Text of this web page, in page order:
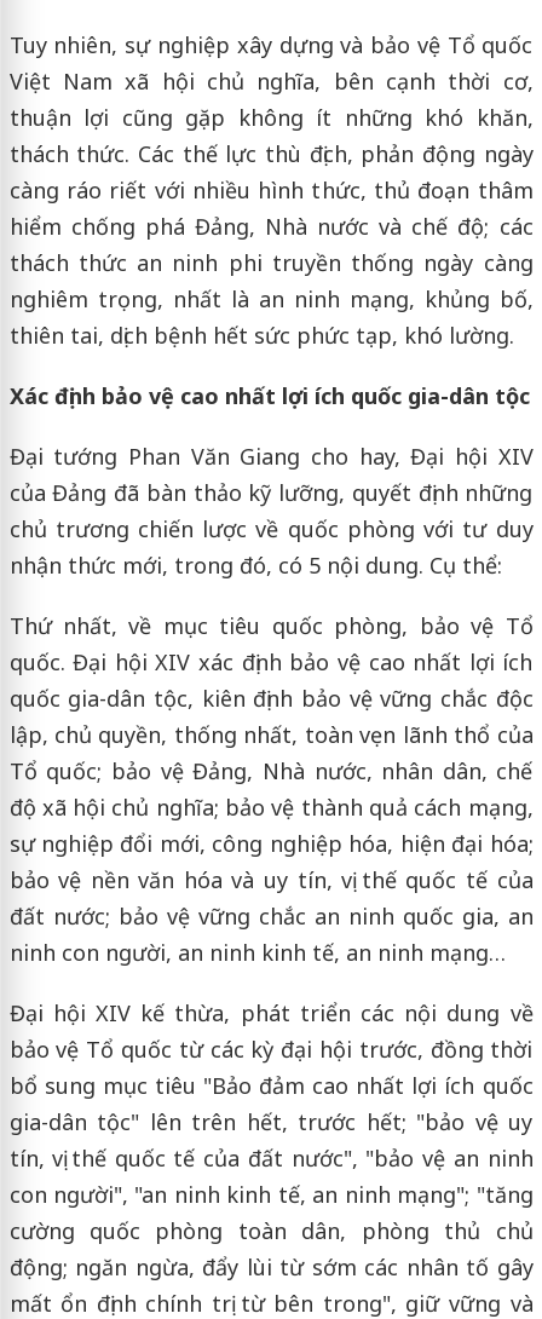
Tuy nhiên, sự nghiệp xây dựng và bảo vệ Tổ quốc
Việt Nam xã hội chủ nghĩa, bên cạnh thời cơ,
thuận lợi cũng gặp không ít những khó khăn,
thách thức. Các thế lực thù địch, phản động ngày
càng ráo riết với nhiều hình thức, thủ đoạn thâm
hiểm chống phá Đảng, Nhà nước và chế độ; các
thách thức an ninh phi truyền thống ngày càng
nghiêm trọng, nhất là an ninh mạng, khủng bố,
thiên tai, dịch bệnh hết sức phức tạp, khó lường.
Xác định bảo vệ cao nhất lợi ích quốc gia-dân tộc
Đại tướng Phan Văn Giang cho hay, Đại hội XIV
của Đảng đã bàn thảo kỹ lưỡng, quyết định những
chủ trương chiến lược về quốc phòng với tư duy
nhận thức mới, trong đó, có 5 nội dung. Cụ thể:
Thứ nhất, về mục tiêu quốc phòng, bảo vệ Tổ
quốc. Đại hội XIV xác định bảo vệ cao nhất lợi ích
quốc gia-dân tộc, kiên định bảo vệ vững chắc độc
lập, chủ quyền, thống nhất, toàn vẹn lãnh thổ của
Tổ quốc; bảo vệ Đảng, Nhà nước, nhân dân, chế
độ xã hội chủ nghĩa; bảo vệ thành quả cách mạng,
sự nghiệp đổi mới, công nghiệp hóa, hiện đại hóa;
bảo vệ nền văn hóa và uy tín, vị thế quốc tế của
đất nước; bảo vệ vững chắc an ninh quốc gia, an
ninh con người, an ninh kinh tế, an ninh mạng…
Đại hội XIV kế thừa, phát triển các nội dung về
bảo vệ Tổ quốc từ các kỳ đại hội trước, đồng thời
bổ sung mục tiêu "Bảo đảm cao nhất lợi ích quốc
gia-dân tộc" lên trên hết, trước hết; "bảo vệ uy
tín, vị thế quốc tế của đất nước", "bảo vệ an ninh
con người", "an ninh kinh tế, an ninh mạng"; "tăng
cường quốc phòng toàn dân, phòng thủ chủ
động; ngăn ngừa, đẩy lùi từ sớm các nhân tố gây
mất ổn định chính trị từ bên trong", giữ vững và